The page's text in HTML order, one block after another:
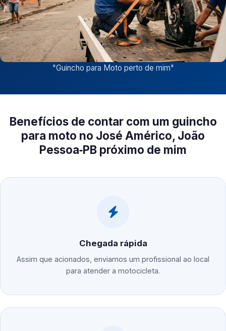
"Guincho para Moto perto de mim"
Benefícios de contar com um guincho
para moto no José Américo, João
Pessoa‑PB próximo de mim
Chegada rápida
Assim que acionados, enviamos um profissional ao local
para atender a motocicleta.